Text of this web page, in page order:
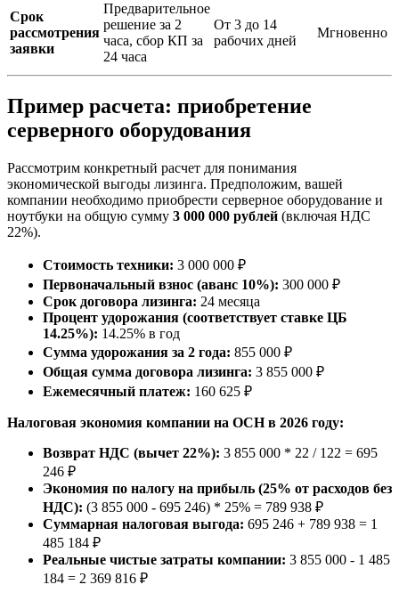
Срок
рассмотрения
заявки
Предварительное
решение за 2
часа, сбор КП за
24 часа
От 3 до 14
рабочих дней
Мгновенно
Пример расчета: приобретение
серверного оборудования
Рассмотрим конкретный расчет для понимания
экономической выгоды лизинга. Предположим, вашей
компании необходимо приобрести серверное оборудование и
ноутбуки на общую сумму 3 000 000 рублей (включая НДС
22%).
Стоимость техники: 3 000 000 ₽
Первоначальный взнос (аванс 10%): 300 000 ₽
Срок договора лизинга: 24 месяца
Процент удорожания (соответствует ставке ЦБ
14.25%): 14.25% в год
Сумма удорожания за 2 года: 855 000 ₽
Общая сумма договора лизинга: 3 855 000 ₽
Ежемесячный платеж: 160 625 ₽
Налоговая экономия компании на ОСН в 2026 году:
Возврат НДС (вычет 22%): 3 855 000 * 22 / 122 = 695
246 ₽
Экономия по налогу на прибыль (25% от расходов без
НДС): (3 855 000 - 695 246) * 25% = 789 938 ₽
Суммарная налоговая выгода: 695 246 + 789 938 = 1
485 184 ₽
Реальные чистые затраты компании: 3 855 000 - 1 485
184 = 2 369 816 ₽